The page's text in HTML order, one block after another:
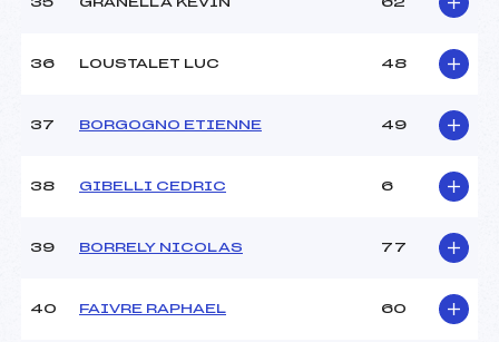
35 GRANELLA KEVIN 62
36 LOUSTALET LUC 48
37 BORGOGNO ETIENNE 49
38 GIBELLI CEDRIC 6
39 BORRELY NICOLAS 77
40 FAIVRE RAPHAEL 60